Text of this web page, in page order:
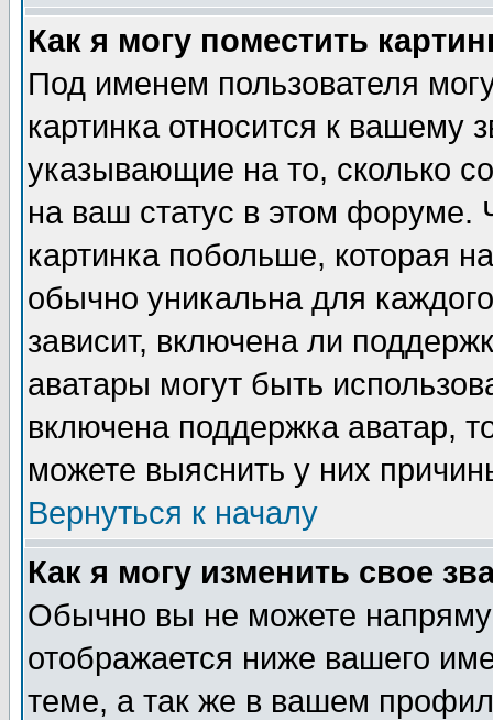
Как я могу поместить
Под именем пользователя
картинка относится к вашему
указывающие на то, сколько
на ваш статус в этом форуме.
картинка побольше, которая
обычно уникальна для
зависит, включена ли
аватары могут быть
включена поддержка аватар,
можете выяснить у них
Вернуться к началу
Как я могу изменить свое
Обычно вы не можете
отображается ниже вашего
теме, а так же в вашем